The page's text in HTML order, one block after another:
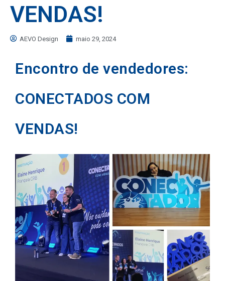
VENDAS!
AEVO Design maio 29, 2024
Encontro de vendedores:
CONECTADOS COM
VENDAS!